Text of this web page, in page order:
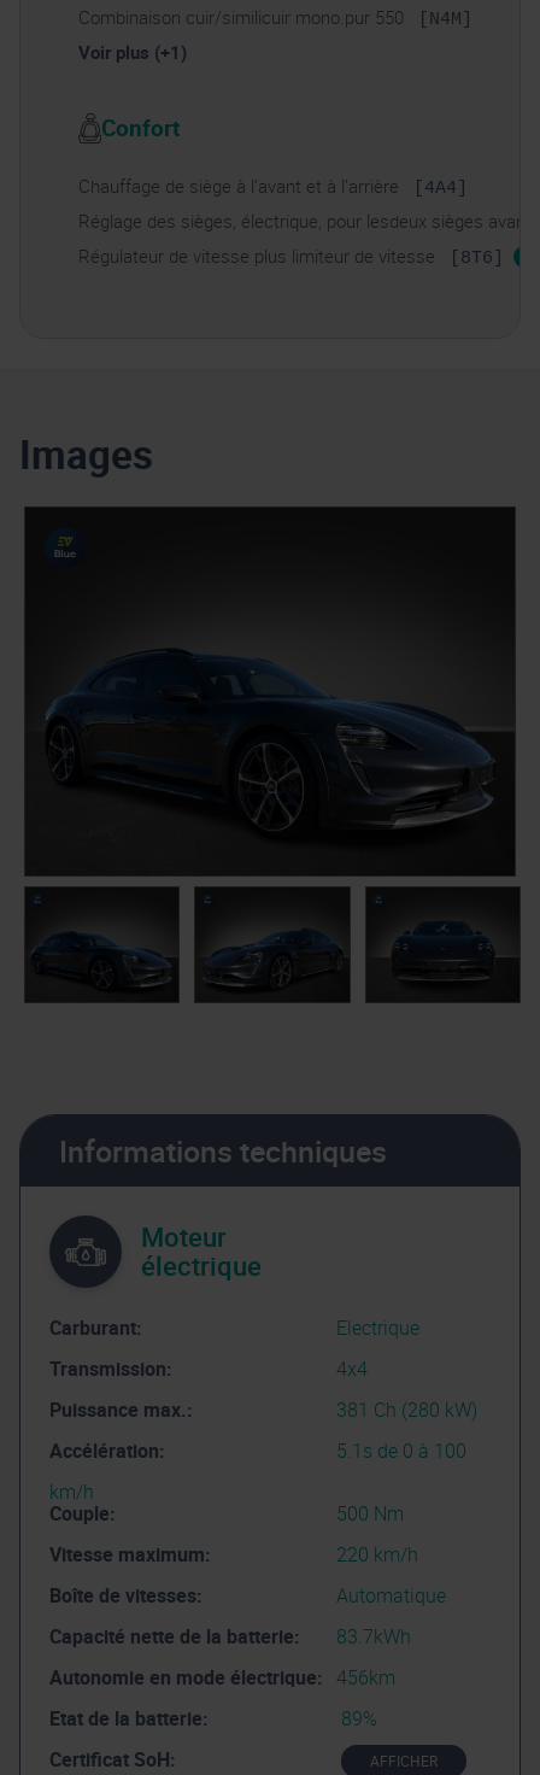
Combinaison cuir/similicuir mono.pur 550 [N4M]
Voir plus (+1)
Confort
Chauffage de siège à l’avant et à l’arrière [4A4]
Réglage des sièges, électrique, pour lesdeux sièges avant
Régulateur de vitesse plus limiteur de vitesse
[8T6]
Images
Informations techniques
Moteur
électrique
Carburant:
Electrique
Transmission:
4x4
Puissance max.:
381 Ch (280 kW)
Accélération:
5.1s de 0 à 100
km/h
Couple:
500 Nm
Vitesse maximum:
220 km/h
Boîte de vitesses:
Automatique
Capacité nette de la batterie:
83.7kWh
Autonomie en mode électrique: 456km
Etat de la batterie:
89%
Certificat SoH:
AFFICHER